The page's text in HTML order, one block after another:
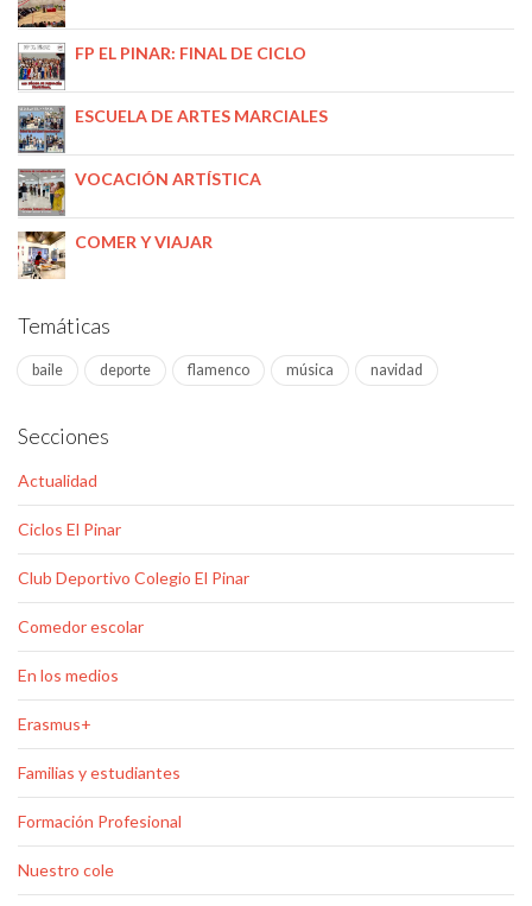
FP EL PINAR: FINAL DE CICLO
ESCUELA DE ARTES MARCIALES
VOCACIÓN ARTÍSTICA
COMER Y VIAJAR
Temáticas
baile deporte flamenco música navidad
Secciones
Actualidad
Ciclos El Pinar
Club Deportivo Colegio El Pinar
Comedor escolar
En los medios
Erasmus+
Familias y estudiantes
Formación Profesional
Nuestro cole